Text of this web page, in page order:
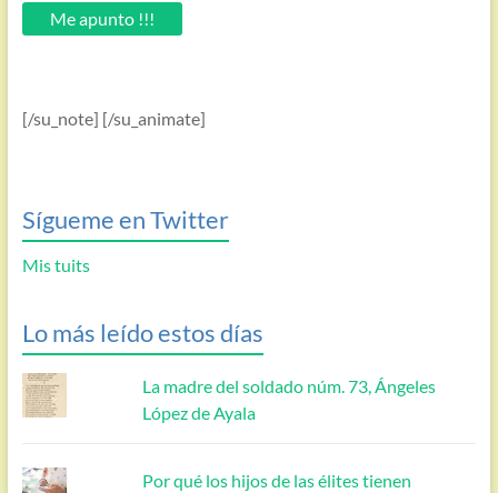
email.Me apunto !!!
[/su_note] [/su_animate]
Sígueme en Twitter
Mis tuits
Lo más leído estos días
La madre del soldado núm. 73, Ángeles
López de Ayala
Por qué los hijos de las élites tienen